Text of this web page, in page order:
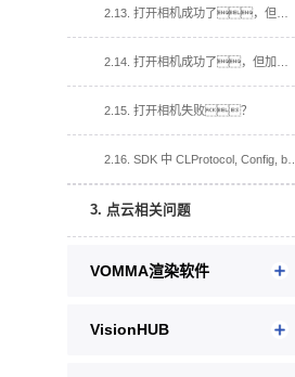
2.13. 打开相机成功了，但加载 cali 失败
2.15. 打开相机失败？
2.16. SDK 中 CLProtocol, Config, bin 文件夹, 在我的工程中的用法？
3. 点云相关问题
VOMMA渲染软件
VisionHUB